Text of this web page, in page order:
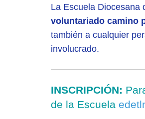
La Escuela Diocesana
voluntariado camino
también a cualquier
involucrado.
INSCRIPCIÓN:
de la Escuela